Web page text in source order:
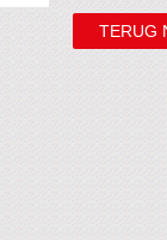
TERUG